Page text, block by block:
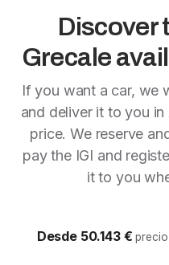
Discover
Grecale
If you want a car, we
and deliver it to you
price. We reserve
pay the IGI and
it to you
Desde 50.143 €